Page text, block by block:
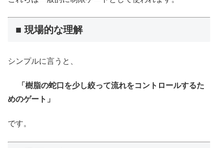
■ 現場的な理解
シンプルに言うと、
「樹脂の蛇口を少し絞って流れをコントロールするた
めのゲート」
です。